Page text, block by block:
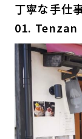
丁寧な手仕
01. Tenzan